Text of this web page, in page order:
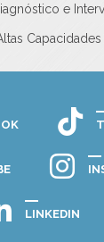
e
Capacidades
LINKEDIN